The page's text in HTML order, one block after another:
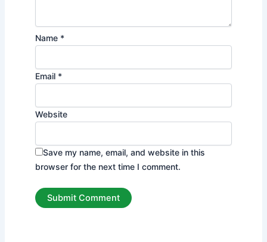
Name *
Email *
Website
Save my name, email, and website in this
browser for the next time I comment.